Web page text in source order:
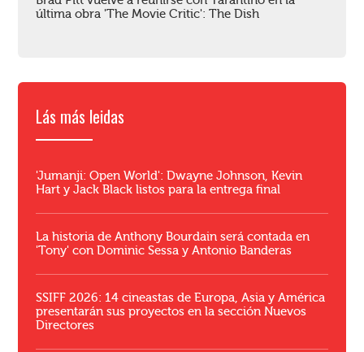
última obra 'The Movie Critic': The Dish
Lás más leidas
'Jumanji: Open World': Dwayne Johnson, Kevin
Hart y Jack Black listos para la entrega final
La historia de Anthony Bourdain será contada en
'Tony' con Dominic Sessa y Antonio Banderas
SSIFF 2026: 14 cineastas de Europa, Asia y América
presentarán sus proyectos en la sección Nuevos
Directores